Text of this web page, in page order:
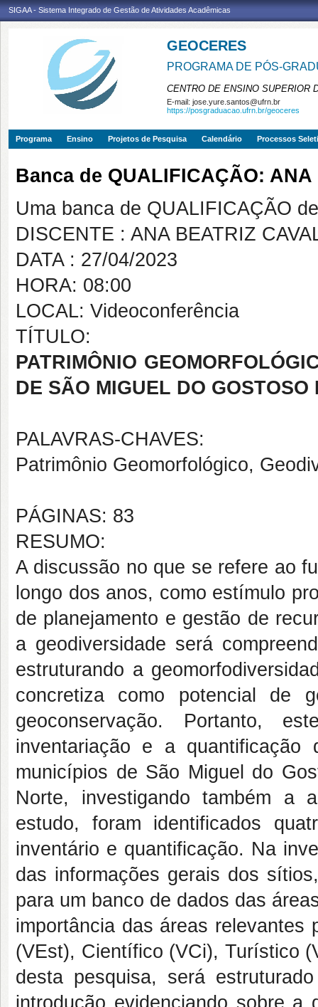
SIGAA - Sistema Integrado de Gestão de Atividades Acadêmicas
GEOCERES
PROGRAMA DE PÓS-
CENTRO DE ENSINO SUPERIOR
E-mail: jose.yure.santos@ufrn.br
https://posgraduacao.ufrn.br/geoceres
Programa Ensino Projetos de Pesquisa Calendário Processos
Banca de QUALIFICAÇÃO:
Uma banca de QUALIFICAÇÃO
DISCENTE : ANA BEATRIZ
DATA : 27/04/2023
HORA: 08:00
LOCAL: Videoconferência
TÍTULO:
PATRIMÔNIO
DE SÃO MIGUEL DO GOSTOSO
PALAVRAS-CHAVES:
Patrimônio Geomorfológico,
PÁGINAS: 83
RESUMO:
A discussão no que se refere ao
longo dos anos, como estímulo
de planejamento e gestão de
a geodiversidade será
estruturando a
concretiza como potencial de
geoconservação. Portanto,
inventariação e a quantificação
municípios de São Miguel do
Norte, investigando também a
estudo, foram identificados
inventário e quantificação. Na
das informações gerais dos
para um banco de dados das
importância das áreas
(VEst), Científico (VCi), Turístico
desta pesquisa, será
introdução evidenciando sobre a